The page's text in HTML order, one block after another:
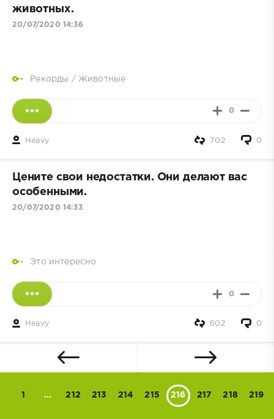
животных.
20/07/2020 14:36
Рекорды / Животные
0
Heavy 0
702
Цените свои недостатки. Они делают вас
особенными.
20/07/2020 14:33
Это интересно
0
Heavy 0
602
1 ... 212 213 214 215 216 217 218 219